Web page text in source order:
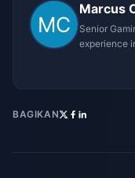
Marcus
Senior
experience
BAGIKAN